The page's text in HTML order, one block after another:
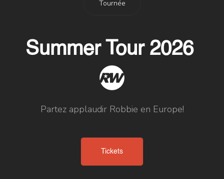
Tournée
Summer Tour 2026
Partez applaudir Robbie en Europe!
Tickets